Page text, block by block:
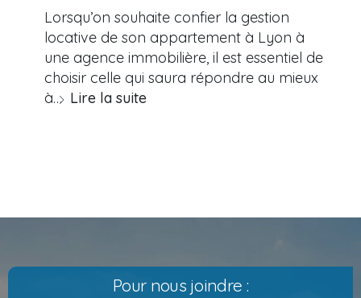
Lorsqu’on souhaite confier la gestion
locative de son appartement à Lyon à
une agence immobilière, il est essentiel de
choisir celle qui saura répondre au mieux
à… Lire la suite
Pour nous joindre :